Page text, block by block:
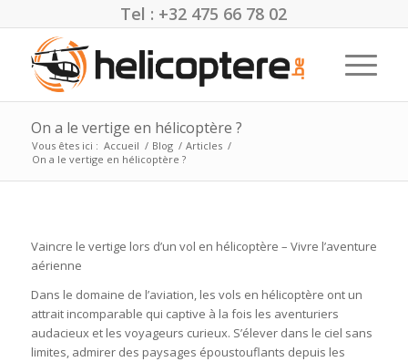
Tel : +32 475 66 78 02
On a le vertige en hélicoptère ?
Vous êtes ici : Accueil / Blog / Articles /
On a le vertige en hélicoptère ?
Vaincre le vertige lors d’un vol en hélicoptère – Vivre l’aventure
aérienne
Dans le domaine de l’aviation, les vols en hélicoptère ont un
attrait incomparable qui captive à la fois les aventuriers
audacieux et les voyageurs curieux. S’élever dans le ciel sans
limites, admirer des paysages époustouflants depuis les